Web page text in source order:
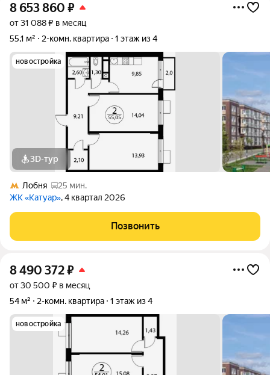
8 653 860 ₽
от 31 088 ₽ в месяц
55,1 м²
2-комн. квартира 1 этаж из 4
новостройка
3D-тур
Лобня
25 мин.
ЖК «Катуар», 4 квартал 2026
Позвонить
8 490 372₽
от 30 500 ₽ в месяц
54 м²
2-комн. квартира 1 этаж из 4
новостройка